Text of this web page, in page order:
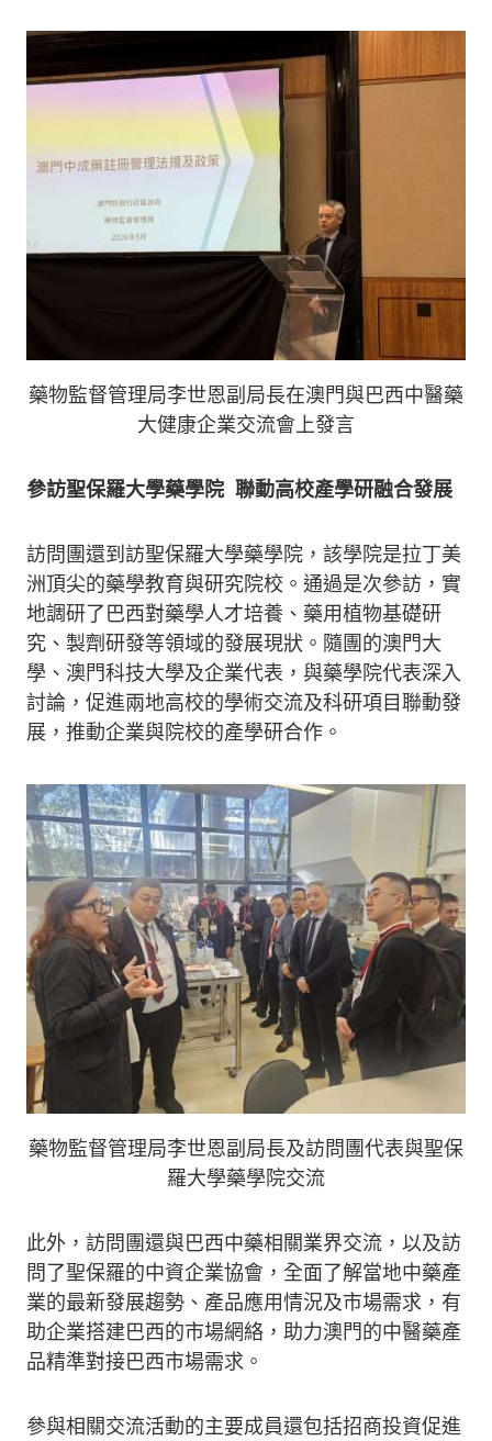
藥物監督管理局李世恩副局長在澳門與巴西中醫藥
大健康企業交流會上發言
參訪聖保羅大學藥學院 聯動高校產學研融合發展
訪問團還到訪聖保羅大學藥學院，該學院是拉丁美
洲頂尖的藥學教育與研究院校。通過是次參訪，實
地調研了巴西對藥學人才培養、藥用植物基礎研
究、製劑研發等領域的發展現狀。隨團的澳門大
學、澳門科技大學及企業代表，與藥學院代表深入
討論，促進兩地高校的學術交流及科研項目聯動發
展，推動企業與院校的產學研合作。
藥物監督管理局李世恩副局長及訪問團代表與聖保
羅大學藥學院交流
此外，訪問團還與巴西中藥相關業界交流，以及訪
問了聖保羅的中資企業協會，全面了解當地中藥產
業的最新發展趨勢、產品應用情況及市場需求，有
助企業搭建巴西的市場網絡，助力澳門的中醫藥產
品精準對接巴西市場需求。
參與相關交流活動的主要成員還包括招商投資促進